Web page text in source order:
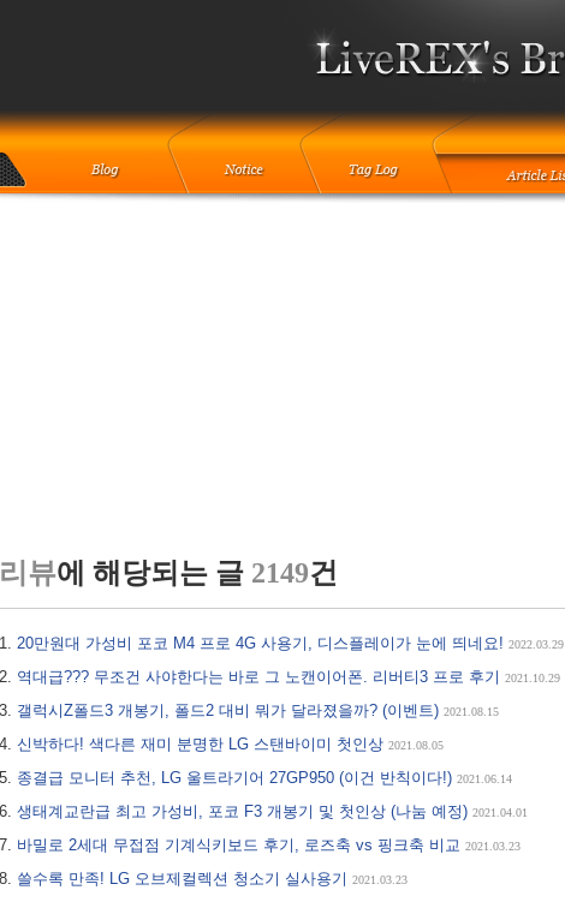
리뷰에 해당되는 글 2149건
20만원대 가성비 포코 M4 프로 4G 사용기, 디스플레이가 눈에 띄네요! 2022.03.29
역대급??? 무조건 사야한다는 바로 그 노캔이어폰. 리버티3 프로 후기 2021.10.29
갤럭시Z폴드3 개봉기, 폴드2 대비 뭐가 달라졌을까? (이벤트) 2021.08.15
신박하다! 색다른 재미 분명한 LG 스탠바이미 첫인상 2021.08.05
종결급 모니터 추천, LG 울트라기어 27GP950 (이건 반칙이다!) 2021.06.14
생태계교란급 최고 가성비, 포코 F3 개봉기 및 첫인상 (나눔 예정) 2021.04.01
바밀로 2세대 무접점 기계식키보드 후기, 로즈축 vs 핑크축 비교 2021.03.23
쓸수록 만족! LG 오브제컬렉션 청소기 실사용기 2021.03.23